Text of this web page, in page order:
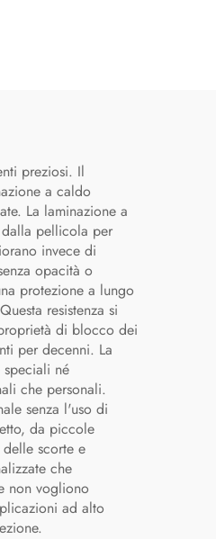
preziosi. Il
a caldo
La laminazione a
pellicola per
invece di
opacità o
protezione a lungo
resistenza si
di blocco dei
per decenni. La
né
che personali.
senza l'uso di
da piccole
scorte e
che
non vogliono
ad alto